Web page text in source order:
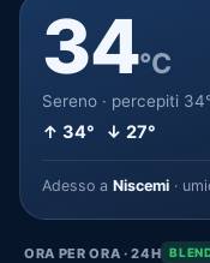
34°C
Sereno · percepiti
↑ 34° ↓ 27°
Adesso a Niscemi ·
ORA PER ORA · 24H